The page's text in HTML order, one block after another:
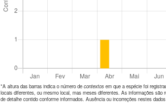
*A altura das barras indica o número de contextos em que a espécie foi
locais diferentes, ou mesmo local, mas meses diferentes. As informações
de detalhe contido conforme informados. Ausência ou incorreções nestes